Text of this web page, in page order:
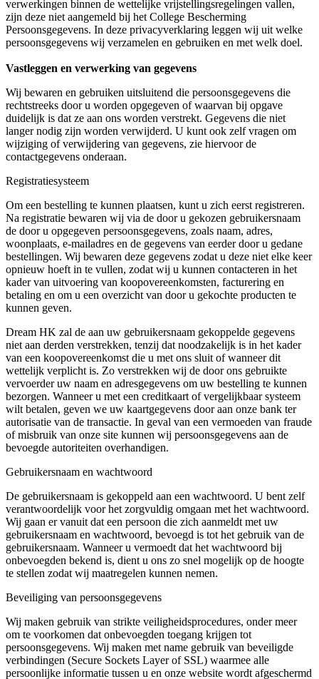
verwerkingen binnen de wettelijke vrijstellingsregelingen vallen,
zijn deze niet aangemeld bij het College Bescherming
Persoonsgegevens. In deze privacyverklaring leggen wij uit welke
persoonsgegevens wij verzamelen en gebruiken en met welk doel.
Vastleggen en verwerking van gegevens
Wij bewaren en gebruiken uitsluitend die persoonsgegevens die
rechtstreeks door u worden opgegeven of waarvan bij opgave
duidelijk is dat ze aan ons worden verstrekt. Gegevens die niet
langer nodig zijn worden verwijderd. U kunt ook zelf vragen om
wijziging of verwijdering van gegevens, zie hiervoor de
contactgegevens onderaan.
Registratiesysteem
Om een bestelling te kunnen plaatsen, kunt u zich eerst registreren.
Na registratie bewaren wij via de door u gekozen gebruikersnaam
de door u opgegeven persoonsgegevens, zoals naam, adres,
woonplaats, e-mailadres en de gegevens van eerder door u gedane
bestellingen. Wij bewaren deze gegevens zodat u deze niet elke keer
opnieuw hoeft in te vullen, zodat wij u kunnen contacteren in het
kader van uitvoering van koopovereenkomsten, facturering en
betaling en om u een overzicht van door u gekochte producten te
kunnen geven.
Dream HK zal de aan uw gebruikersnaam gekoppelde gegevens
niet aan derden verstrekken, tenzij dat noodzakelijk is in het kader
van een koopovereenkomst die u met ons sluit of wanneer dit
wettelijk verplicht is. Zo verstrekken wij de door ons gebruikte
vervoerder uw naam en adresgegevens om uw bestelling te kunnen
bezorgen. Wanneer u met een creditkaart of vergelijkbaar systeem
wilt betalen, geven we uw kaartgegevens door aan onze bank ter
autorisatie van de transactie. In geval van een vermoeden van fraude
of misbruik van onze site kunnen wij persoonsgegevens aan de
bevoegde autoriteiten overhandigen.
Gebruikersnaam en wachtwoord
De gebruikersnaam is gekoppeld aan een wachtwoord. U bent zelf
verantwoordelijk voor het zorgvuldig omgaan met het wachtwoord.
Wij gaan er vanuit dat een persoon die zich aanmeldt met uw
gebruikersnaam en wachtwoord, bevoegd is tot het gebruik van de
gebruikersnaam. Wanneer u vermoedt dat het wachtwoord bij
onbevoegden bekend is, dient u ons zo snel mogelijk op de hoogte
te stellen zodat wij maatregelen kunnen nemen.
Beveiliging van persoonsgegevens
Wij maken gebruik van strikte veiligheidsprocedures, onder meer
om te voorkomen dat onbevoegden toegang krijgen tot
persoonsgegevens. Wij maken met name gebruik van beveiligde
verbindingen (Secure Sockets Layer of SSL) waarmee alle
persoonlijke informatie tussen u en onze website wordt afgeschermd